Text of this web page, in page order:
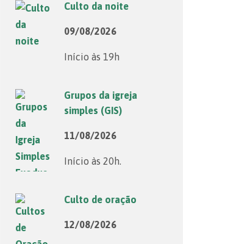
Culto da noite
09/08/2026
Início às 19h
Grupos da igreja
simples (GIS)
11/08/2026
Início às 20h.
Culto de oração
12/08/2026